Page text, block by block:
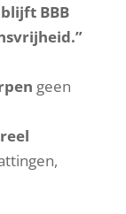
BBB
geen